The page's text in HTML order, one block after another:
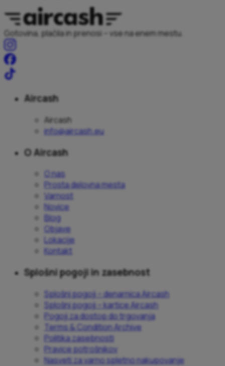
Gotovina, plačila in prenosi – vse na enem mestu.
Aircash
Aircash
info@aircash.eu
O Aircash
O nas
Prosta delovna mesta
Varnost
Novice
Blog
Objave
Lokacije
Kontakt
Splošni pogoji in zasebnost
Splošni pogoji – denarnica Aircash
Splošni pogoji – kartice Aircash
Pogoji za dostop do trgovanja
Terms & Condition Archive
Politika zasebnosti
Pravice potrošnikov
Nasveti za varno spletno nakupovanje